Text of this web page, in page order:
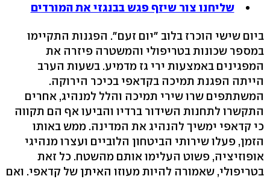
שליחנו צור שיזף פגש בבנגזי את המורדים
ביום שישי הוכרז בלוב "יום זעם". הפגנות התקיימו
במספר שכונות בטריפולי והמשטרה פיזרה את
המפגינים באמצעות ירי גז מדמיע. בשעות הערב
הייתה הפגנת תמיכה בקדאפי בכיכר הירוקה.
המשתתפים שרו שירי תמיכה והלל למנהיג, אחרים
התקשרו לתחנות השידור ברדיו והביעו אף הם תקווה
כי קדאפי ימשיך להנהיג את המדינה. ממש באותו
הזמן, פעלו שירותי הביטחון הלוביים ועצרו מנהיגי
אופוזיציה, פשוט העלימו אותם מהשטח. כל זאת
בטריפולי, שאמורה להיות מעוזו האיתן של קדאפי. ואם